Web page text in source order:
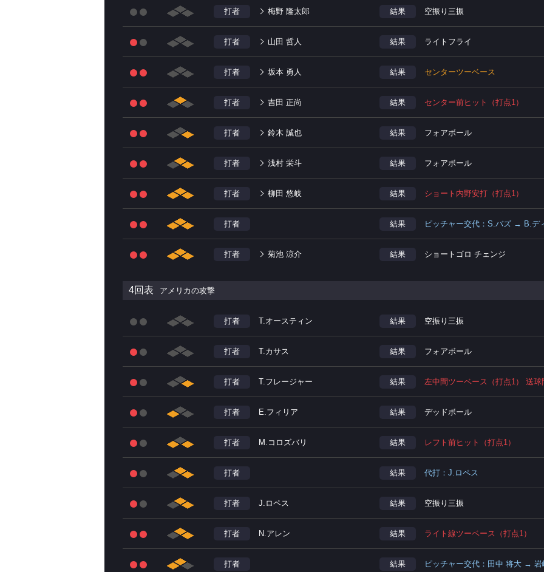
打者 梅野 隆太郎 結果 空振り三振
打者 山田 哲人 結果 ライトフライ
打者 坂本 勇人 結果 センターツーベース
打者 吉田 正尚 結果 センター前ヒット（打点1）
打者 鈴木 誠也 結果 フォアボール
打者 浅村 栄斗 結果 フォアボール
打者 柳田 悠岐 結果 ショート内野安打（打点1）
打者 結果 ピッチャー交代：S.バズ → B.デ
打者 菊池 涼介 結果 ショートゴロ チェンジ
4回表 アメリカの攻撃
打者 T.オースティン 結果 空振り三振
打者 T.カサス 結果 フォアボール
打者 T.フレージャー 結果 左中間ツーベース（打点1） 送
打者 E.フィリア 結果 デッドボール
打者 M.コロズバリ 結果 レフト前ヒット（打点1）
打者 結果 代打：J.ロペス
打者 J.ロペス 結果 空振り三振
打者 N.アレン 結果 ライト線ツーベース（打点1）
打者 結果 ピッチャー交代：田中 将大 → 岩